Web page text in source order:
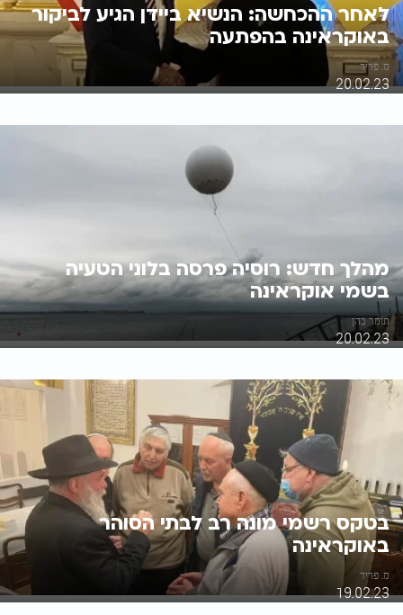
לאחר ההכחשה: הנשיא ביידן הגיע לביקור
באוקראינה בהפתעה
מ. פריד
20.02.23
מהלך חדש: רוסיה פרסה בלוני הטעיה
בשמי אוקראינה
תומר כהן
20.02.23
בטקס רשמי מונה רב לבתי הסוהר
באוקראינה
מ. פריד
19.02.23